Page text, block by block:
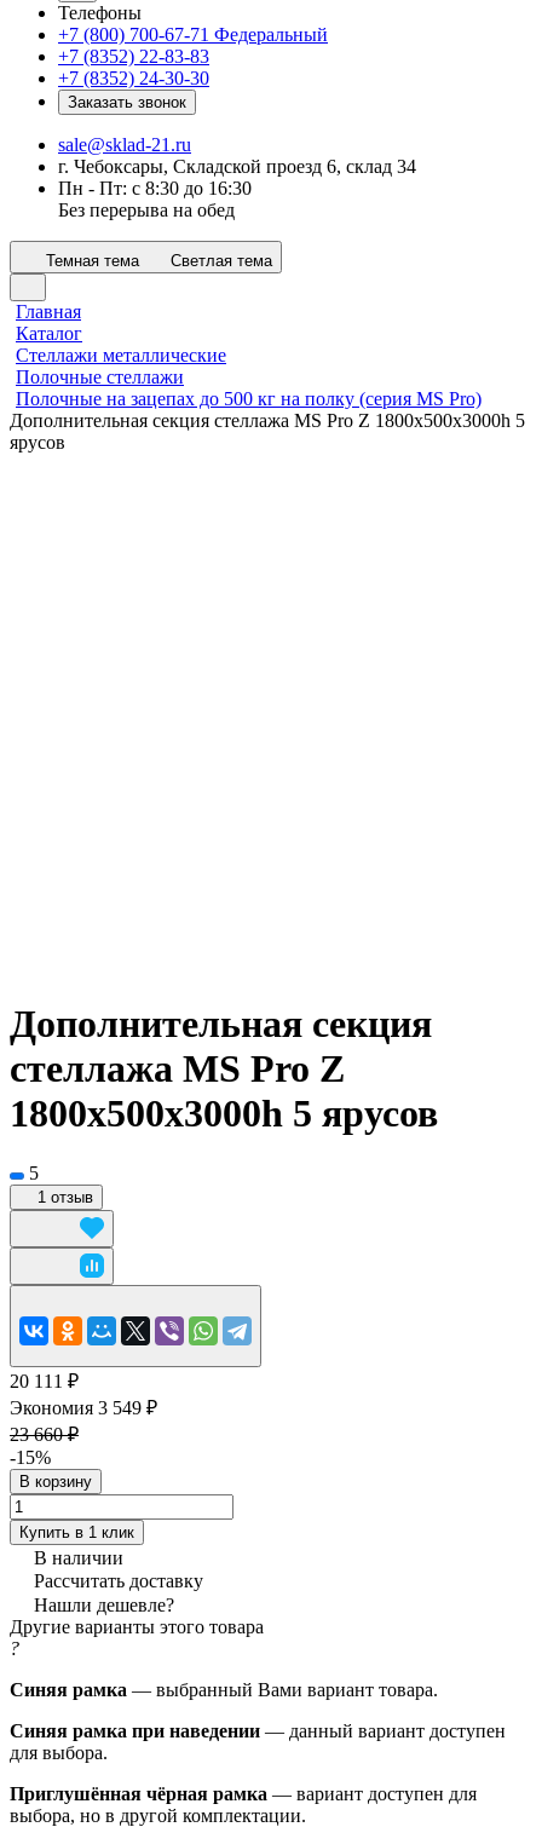
Телефоны
+7 (800) 700-67-71 Федеральный
+7 (8352) 22-83-83
+7 (8352) 24-30-30
Заказать звонок
sale@sklad-21.ru
г. Чебоксары, Складской проезд 6, склад 34
Пн - Пт: с 8:30 до 16:30
Без перерыва на обед
Темная тема Светлая тема
Главная
Каталог
Стеллажи металлические
Полочные стеллажи
Полочные на зацепах до 500 кг на полку (серия MS Pro)
Дополнительная секция стеллажа MS Pro Z 1800x500х3000h 5
ярусов
Дополнительная секция
стеллажа MS Pro Z
1800x500х3000h 5 ярусов
5
1 отзыв
20 111 ₽
Экономия 3 549 ₽
23 660 ₽
-15%
В корзину
Купить в 1 клик
В наличии
Рассчитать доставку
Нашли дешевле?
Другие варианты этого товара
?
Синяя рамка — выбранный Вами вариант товара.
Синяя рамка при наведении — данный вариант доступен
для выбора.
Приглушённая чёрная рамка — вариант доступен для
выбора, но в другой комплектации.